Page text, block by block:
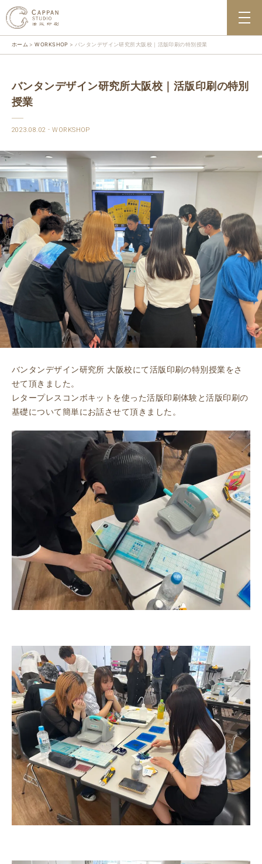
ホーム WORKSHOP バンタンデザイン研究所大阪校｜活版印刷の特別授業
バンタンデザイン研究所大阪校｜活版印刷の特別
授業
2023.08.02 WORKSHOP
バンタンデザイン研究所 大阪校にて活版印刷の特別授業をさ
せて頂きました。
レタープレスコンボキットを使った活版印刷体験と活版印刷の
基礎について簡単にお話させて頂きました。